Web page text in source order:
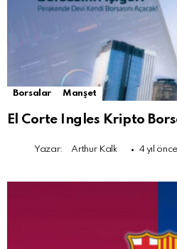
Borsalar Manşet
El Corte Ingles Kripto
Yazar: Arthur Kalk 4 yıl önce